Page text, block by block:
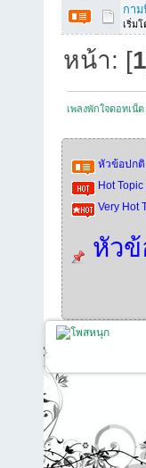
กา
เริ่มโ
หน้า: [
เพลงพักใจดอทเน็ต
หัวข้อปกติ
Hot
Very Hot
หัว